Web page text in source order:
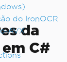
do IronOCR
AVXda
C#